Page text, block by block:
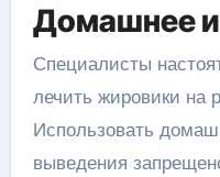
Домашнее
Специалисты
лечить жировики на
Использовать
выведения